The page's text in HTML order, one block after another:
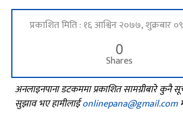
प्रकाशित मिति : १६ आश्विन २०७७,
0
Shares
अनलाइनपाना डटकममा प्रकाशित सामग्रीबारे कुनै
सुझाव भए हामीलाईonlinepana@gmail.com